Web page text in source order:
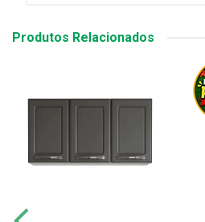
Produtos Relacionados